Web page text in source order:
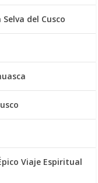
del Cusco
Viaje Espiritual